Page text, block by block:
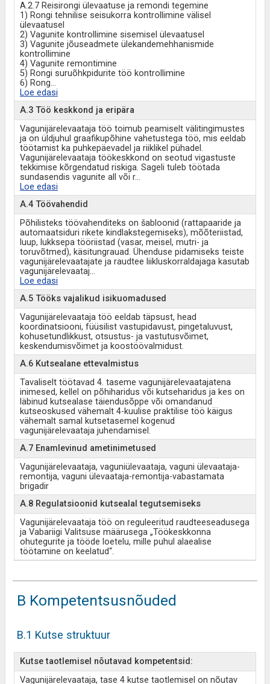
A.2.7 Reisirongi ülevaatuse ja remondi tegemine
1) Rongi tehnilise seisukorra kontrollimine välisel
ülevaatusel
2) Vagunite kontrollimine sisemisel ülevaatusel
3) Vagunite jõuseadmete ülekandemehhanismide
kontrollimine
4) Vagunite remontimine
5) Rongi suruõhkpidurite töö kontrollimine
6) Rong...
Loe edasi
A.3 Töö keskkond ja eripära
Vagunijärelevaataja töö toimub peamiselt välitingimustes
ja on üldjuhul graafikupõhine vahetustega töö, mis eeldab
töötamist ka puhkepäevadel ja riiklikel pühadel.
Vagunijärelevaataja töökeskkond on seotud vigastuste
tekkimise kõrgendatud riskiga. Sageli tuleb töötada
sundasendis vagunite all või r...
Loe edasi
A.4 Töövahendid
Põhilisteks töövahenditeks on šabloonid (rattapaaride ja
automaatsiduri rikete kindlakstegemiseks), mõõteriistad,
luup, lukksepa tööriistad (vasar, meisel, mutri- ja
toruvõtmed), käsitungrauad. Ühenduse pidamiseks teiste
vagunijärelevaatajate ja raudtee liikluskorraldajaga kasutab
vagunijärelevaataj...
Loe edasi
A.5 Tööks vajalikud isikuomadused
Vagunijärelevaataja töö eeldab täpsust, head
koordinatsiooni, füüsilist vastupidavust, pingetaluvust,
kohusetundlikkust, otsustus- ja vastutusvõimet,
keskendumisvõimet ja koostöövalmidust.
A.6 Kutsealane ettevalmistus
Tavaliselt töötavad 4. taseme vagunijärelevaatajatena
inimesed, kellel on põhiharidus või kutseharidus ja kes on
läbinud kutsealase täiendusõppe või omandanud
kutseoskused vähemalt 4-kuulise praktilise töö käigus
vähemalt samal kutsetasemel kogenud
vagunijärelevaataja juhendamisel.
A.7 Enamlevinud ametinimetused
Vagunijärelevaataja, vaguniülevaataja, vaguni ülevaataja-
remontija, vaguni ülevaataja-remontija-vabastamata
brigadir
A.8 Regulatsioonid kutsealal tegutsemiseks
Vagunijärelevaataja töö on reguleeritud raudteeseadusega
ja Vabariigi Valitsuse määrusega „Töökeskkonna
ohutegurite ja tööde loetelu, mille puhul alaealise
töötamine on keelatud“.
B Kompetentsusnõuded
B.1 Kutse struktuur
Kutse taotlemisel nõutavad kompetentsid:
Vagunijärelevaataja, tase 4 kutse taotlemisel on nõutav